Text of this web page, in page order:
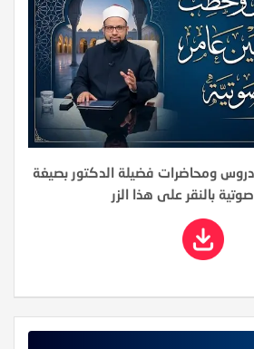
ومحاضرات فضيلة الدكتور بصيغة
بالنقر على هذا الزر